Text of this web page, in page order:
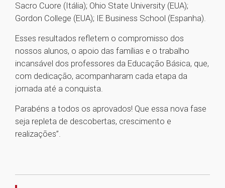
Sacro Cuore (Itália); Ohio State University (EUA);
Gordon College (EUA); IE Business School (Espanha).
Esses resultados refletem o compromisso dos
nossos alunos, o apoio das famílias e o trabalho
incansável dos professores da Educação Básica, que,
com dedicação, acompanharam cada etapa da
jornada até a conquista.
Parabéns a todos os aprovados! Que essa nova fase
seja repleta de descobertas, crescimento e
realizações”.